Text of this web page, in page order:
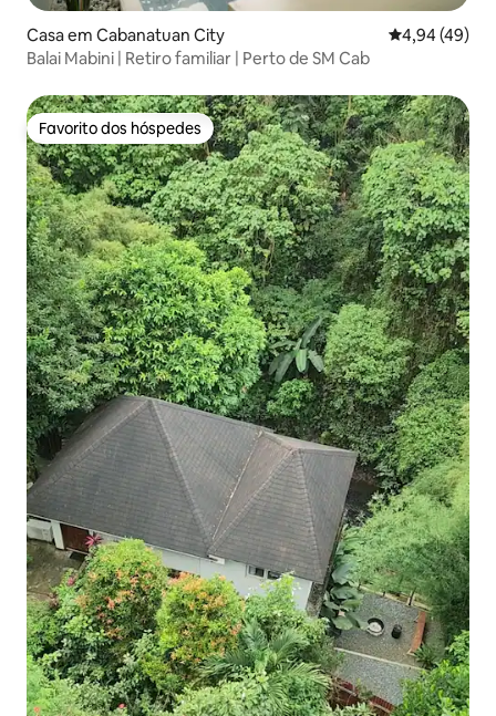
Casa em Cabanatuan City Classificação
4,94 (49)
Balai Mabini | Retiro familiar | Perto de SM Cab
Favorito dos hóspedes
Favorito dos hóspedes